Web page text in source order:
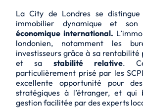
La City de Londres se
immobilier dynamique et
économique international.
londonien, notamment les
investisseurs grâce à sa
et sa stabilité relative.
particulièrement prisé par les
excellente opportunité pour
stratégiques à l’étranger, et qui
gestion facilitée par des experts